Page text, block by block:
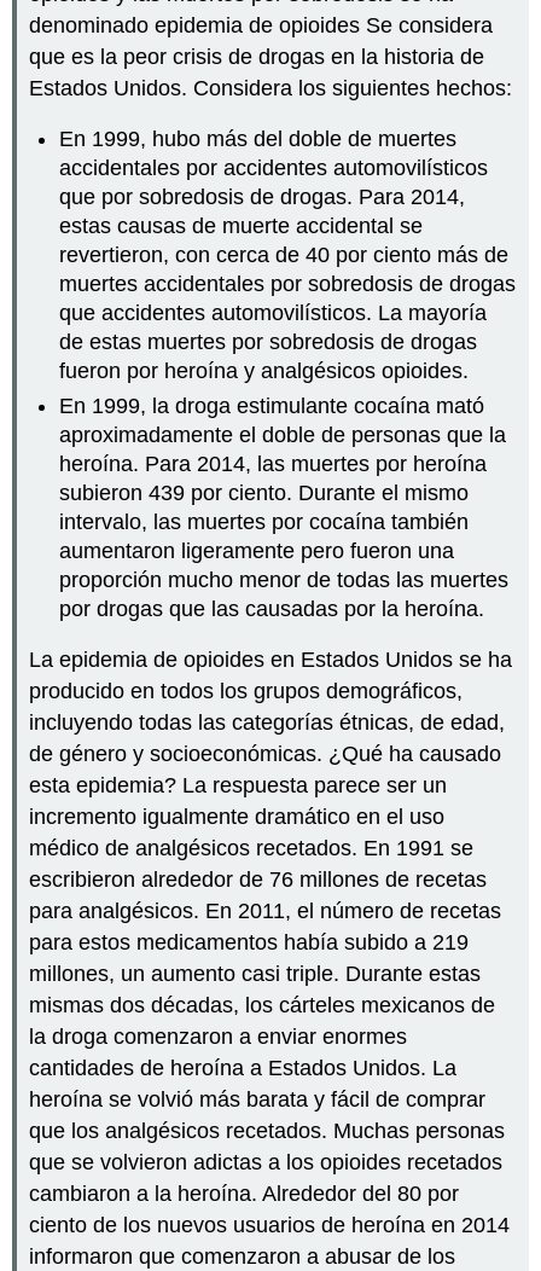
denominado epidemia de opioides Se considera
que es la peor crisis de drogas en la historia de
Estados Unidos. Considera los siguientes hechos:
En 1999, hubo más del doble de muertes
accidentales por accidentes automovilísticos
que por sobredosis de drogas. Para 2014,
estas causas de muerte accidental se
revertieron, con cerca de 40 por ciento más de
muertes accidentales por sobredosis de drogas
que accidentes automovilísticos. La mayoría
de estas muertes por sobredosis de drogas
fueron por heroína y analgésicos opioides.
En 1999, la droga estimulante cocaína mató
aproximadamente el doble de personas que la
heroína. Para 2014, las muertes por heroína
subieron 439 por ciento. Durante el mismo
intervalo, las muertes por cocaína también
aumentaron ligeramente pero fueron una
proporción mucho menor de todas las muertes
por drogas que las causadas por la heroína.
La epidemia de opioides en Estados Unidos se ha
producido en todos los grupos demográficos,
incluyendo todas las categorías étnicas, de edad,
de género y socioeconómicas. ¿Qué ha causado
esta epidemia? La respuesta parece ser un
incremento igualmente dramático en el uso
médico de analgésicos recetados. En 1991 se
escribieron alrededor de 76 millones de recetas
para analgésicos. En 2011, el número de recetas
para estos medicamentos había subido a 219
millones, un aumento casi triple. Durante estas
mismas dos décadas, los cárteles mexicanos de
la droga comenzaron a enviar enormes
cantidades de heroína a Estados Unidos. La
heroína se volvió más barata y fácil de comprar
que los analgésicos recetados. Muchas personas
que se volvieron adictas a los opioides recetados
cambiaron a la heroína. Alrededor del 80 por
ciento de los nuevos usuarios de heroína en 2014
informaron que comenzaron a abusar de los